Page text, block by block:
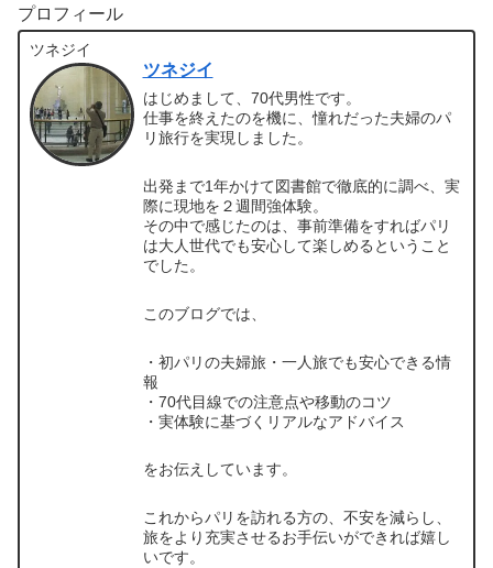
プロフィール
ツネジイ
ツネジイ
はじめまして、70代男性です。
仕事を終えたのを機に、憧れだった夫婦のパ
リ旅行を実現しました。
出発まで1年かけて図書館で徹底的に調べ、実
際に現地を２週間強体験。
その中で感じたのは、事前準備をすればパリ
は大人世代でも安心して楽しめるということ
でした。
このブログでは、
・初パリの夫婦旅・一人旅でも安心できる情
報
・70代目線での注意点や移動のコツ
・実体験に基づくリアルなアドバイス
をお伝えしています。
これからパリを訪れる方の、不安を減らし、
旅をより充実させるお手伝いができれば嬉し
いです。